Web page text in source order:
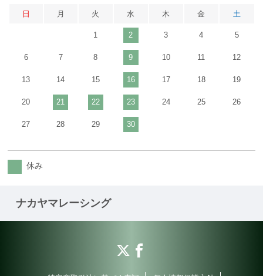
日 月 火 水 木 金 土
1 2 3 4 5
6 7 8 9 10 11 12
13 14 15 16 17 18 19
20 21 22 23 24 25 26
27 28 29 30
休み
ナカヤマレーシング